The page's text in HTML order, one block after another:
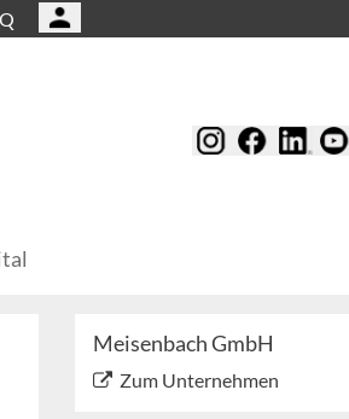
Meisenbach GmbH
Zum Unternehmen